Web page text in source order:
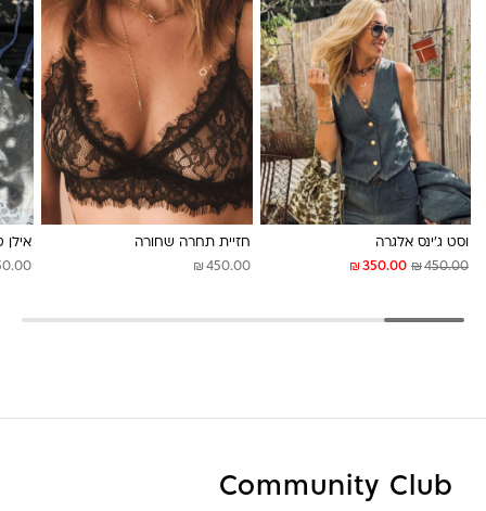
וסט ג’ינס אלגרה
₪350.00 ₪450.00
חזיית תחרה שחורה
₪ 450.00
Community Club